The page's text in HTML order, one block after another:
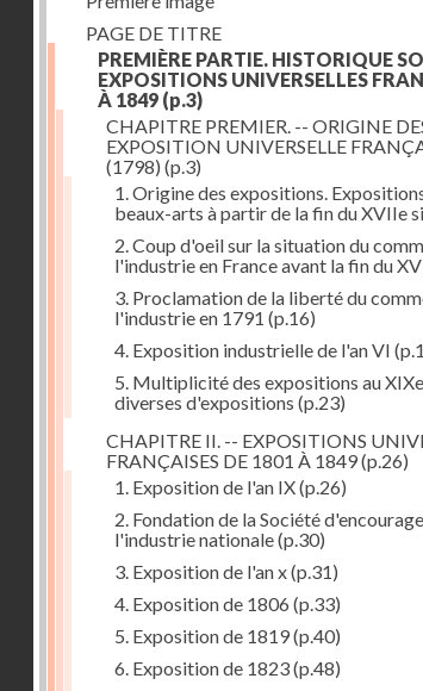
PAGE DE TITRE
PREMIÈRE PARTIE. HISTORIQUE
EXPOSITIONS UNIVERSELLES
À 1849 (p.3)
CHAPITRE PREMIER. -- ORIGINE
EXPOSITION UNIVERSELLE
(1798) (p.3)
1. Origine des expositions.
beaux-arts à partir de la fin du XVIIe
2. Coup d'oeil sur la situation du
l'industrie en France avant la fin du
3. Proclamation de la liberté du
l'industrie en 1791 (p.16)
4. Exposition industrielle de l'an VI
5. Multiplicité des expositions au
diverses d'expositions (p.23)
CHAPITRE II. -- EXPOSITIONS
FRANÇAISES DE 1801 À 1849(p.26)
1. Exposition de l'an IX(p.26)
2. Fondation de la Société
l'industrie nationale(p.30)
3. Exposition de l'an x(p.31)
4. Exposition de 1806 (p.33)
5. Exposition de 1819(p.40)
6. Exposition de 1823(p.48)